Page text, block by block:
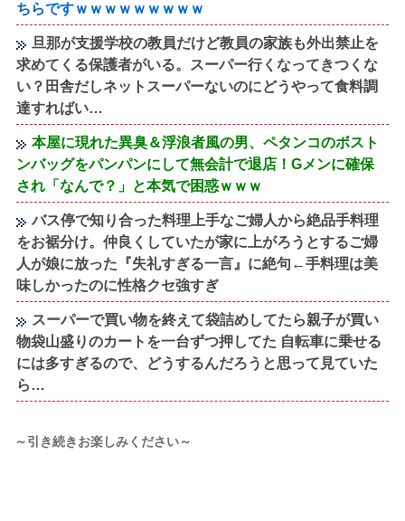
ちらですｗｗｗｗｗｗｗｗｗ
旦那が支援学校の教員だけど教員の家族も外出禁止を
求めてくる保護者がいる。スーパー行くなってきつくな
い？田舎だしネットスーパーないのにどうやって食料調
達すればい…
本屋に現れた異臭＆浮浪者風の男、ペタンコのボスト
ンバッグをパンパンにして無会計で退店！Gメンに確保
され「なんで？」と本気で困惑ｗｗｗ
バス停で知り合った料理上手なご婦人から絶品手料理
をお裾分け。仲良くしていたが家に上がろうとするご婦
人が娘に放った『失礼すぎる一言』に絶句←手料理は美
味しかったのに性格クセ強すぎ
スーパーで買い物を終えて袋詰めしてたら親子が買い
物袋山盛りのカートを一台ずつ押してた 自転車に乗せる
には多すぎるので、どうするんだろうと思って見ていた
ら…
～引き続きお楽しみください～